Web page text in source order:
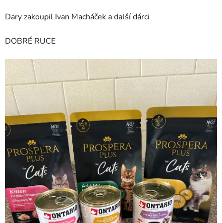
Dary zakoupil Ivan Macháček a další dárci
DOBRÉ RUCE